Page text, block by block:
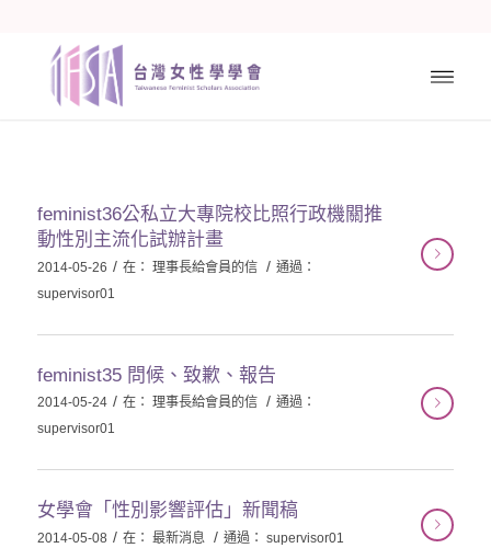
feminist36公私立大專院校比照行政機關推
動性別主流化試辦計畫
2014-05-26 / 在： 理事長給會員的信 / 通過：
supervisor01
feminist35 問候、致歉、報告
2014-05-24 / 在： 理事長給會員的信 / 通過：
supervisor01
女學會「性別影響評估」新聞稿
2014-05-08 / 在： 最新消息 / 通過： supervisor01